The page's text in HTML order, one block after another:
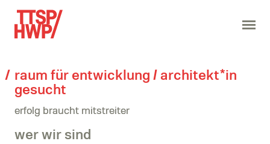
raum für entwicklung / architekt*in
gesucht
erfolg braucht mitstreiter
wer wir sind